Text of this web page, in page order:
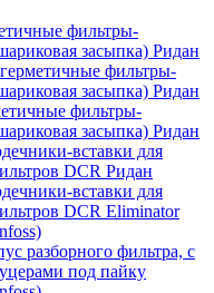
фильтры-
засыпка) Ридан
фильтры-
засыпка) Ридан
фильтры-
засыпка) Ридан
вставки для
DCR Ридан
вставки для
DCR Eliminator
разборного фильтра, с
под пайку